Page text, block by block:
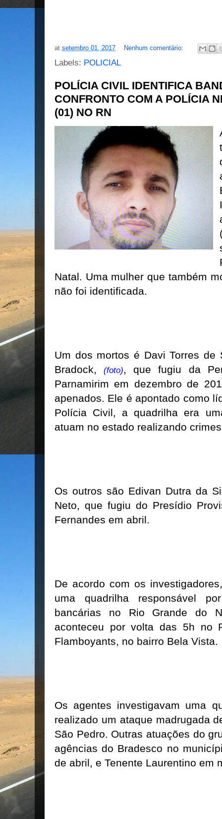
at setembro 01, 2017 Nenhum comentário:
Labels: POLICIAL
POLÍCIA CIVIL IDENTIFICA
CONFRONTO COM A POLÍCIA
(01) NO RN
Natal. Uma mulher que também
não foi identificada.
Um dos mortos é Davi Torres de
Bradock,(foto), que fugiu da
Parnamirim em dezembro de
apenados. Ele é apontado como
Polícia Civil, a quadrilha era
atuam no estado realizando
Os outros são Edivan Dutra da
Neto, que fugiu do Presídio
Fernandes em abril.
De acordo com os
uma quadrilha responsável
bancárias no Rio Grande do
aconteceu por volta das 5h no
Flamboyants, no bairro Bela Vista.
Os agentes investigavam uma
realizado um ataque madrugada
São Pedro. Outras atuações do
agências do Bradesco no
de abril, e Tenente Laurentino em